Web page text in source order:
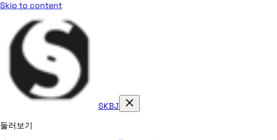
Skip to content
SKBJ
둘러보기